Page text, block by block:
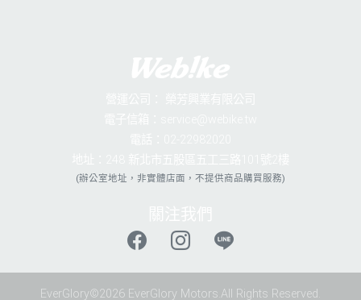
(辦公室地址，非實體店面，不提供商品購買服務)
EverGlory©2026 EverGlory Motors.All Rights Reserved.